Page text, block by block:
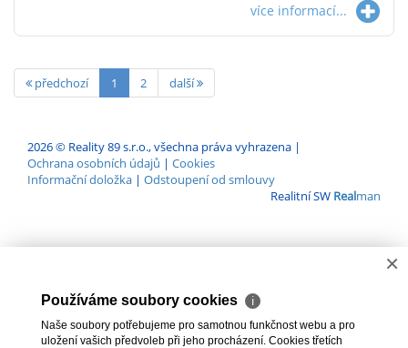
více informací...
předchozí 1 2 další
2026 © Reality 89 s.r.o., všechna práva vyhrazena |
Ochrana osobních údajů | Cookies
Informační doložka | Odstoupení od smlouvy
Realitní SW Realman
×
Používáme soubory cookies ℹ
Naše soubory potřebujeme pro samotnou funkčnost webu a pro
uložení vašich předvoleb při jeho procházení. Cookies třetích